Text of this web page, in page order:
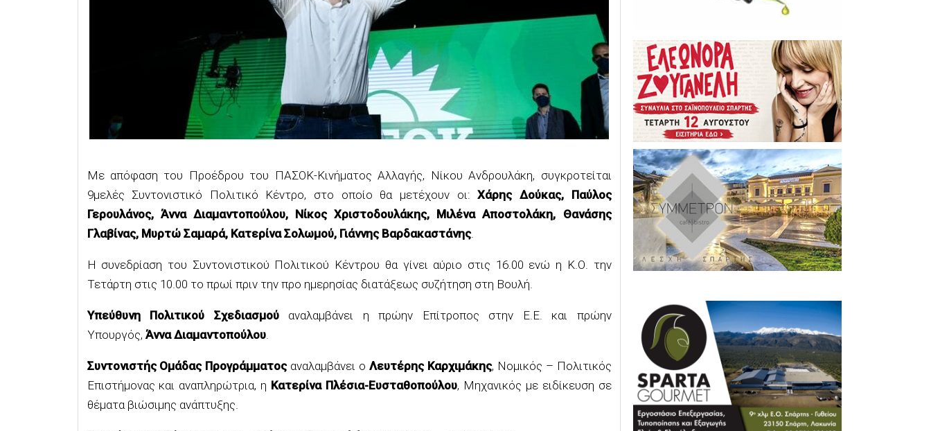
Με απόφαση του Προέδρου του ΠΑΣΟΚ-Κινήματος Αλλαγής, Νίκου Ανδρουλάκη, συγκροτείται
9μελές Συντονιστικό Πολιτικό Κέντρο, στο οποίο θα μετέχουν οι:Χάρης Δούκας, Παύλος
Γερουλάνος, Άννα Διαμαντοπούλου, Νίκος Χριστοδουλάκης, Μιλένα Αποστολάκη, Θανάσης
Γλαβίνας, Μυρτώ Σαμαρά, Κατερίνα Σολωμού, Γιάννης Βαρδακαστάνης.
Η συνεδρίαση του Συντονιστικού Πολιτικού Κέντρου θα γίνει αύριο στις 16.00 ενώ η Κ.Ο. την
Τετάρτη στις 10.00 το πρωί πριν την προ ημερησίας διατάξεως συζήτηση στη Βουλή.
Υπεύθυνη Πολιτικού Σχεδιασμούαναλαμβάνει η πρώην Επίτροπος στην Ε.Ε. και πρώην
Υπουργός, Άννα Διαμαντοπούλου.
Συντονιστής Ομάδας Προγράμματος αναλαμβάνει ο Λευτέρης Καρχιμάκης, Νομικός – Πολιτικός
Επιστήμονας και αναπληρώτρια, η Κατερίνα Πλέσια-Ευσταθοπούλου, Μηχανικός με ειδίκευση σε
θέματα βιώσιμης ανάπτυξης.